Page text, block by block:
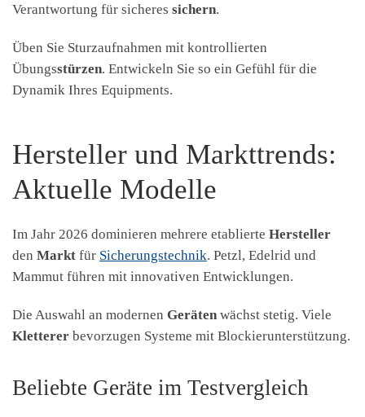
Verantwortung für sicheres sichern.
Üben Sie Sturzaufnahmen mit kontrollierten
Übungsstürzen. Entwickeln Sie so ein Gefühl für die
Dynamik Ihres Equipments.
Hersteller und Markttrends:
Aktuelle Modelle
Im Jahr 2026 dominieren mehrere etablierte Hersteller
den Markt für Sicherungstechnik. Petzl, Edelrid und
Mammut führen mit innovativen Entwicklungen.
Die Auswahl an modernen Geräten wächst stetig. Viele
Kletterer bevorzugen Systeme mit Blockierunterstützung.
Beliebte Geräte im Testvergleich